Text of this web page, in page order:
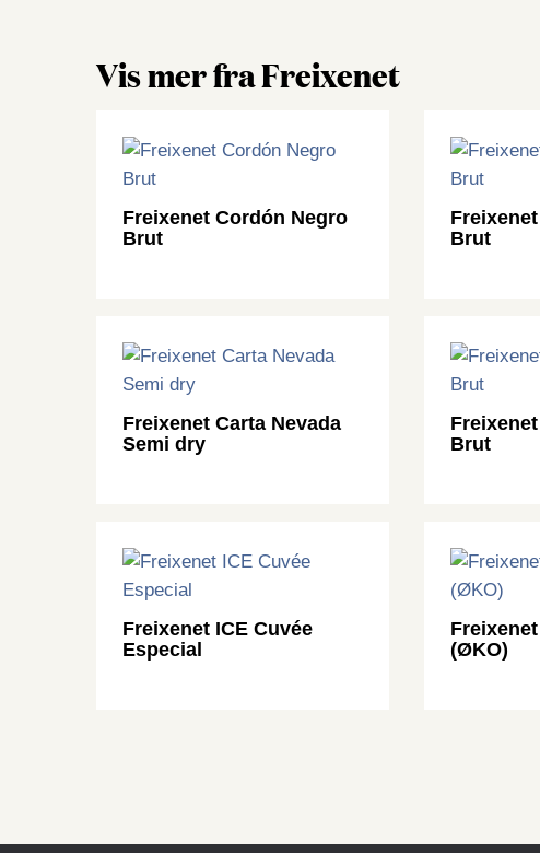
Vis mer fra Freixenet
Freixenet Cordón Negro
Brut
Brut
Freixenet Carta Nevada
Semi dry
Brut
Freixenet ICE Cuvée
Especial
(ØKO)